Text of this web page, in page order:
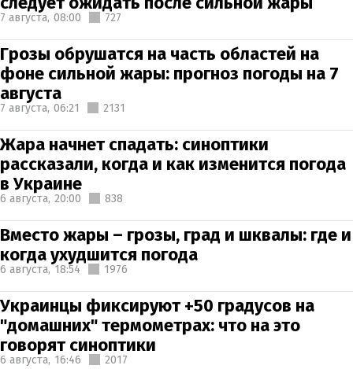
7 августа, 08:00 727
Грозы обрушатся на часть областей на
фоне сильной жары: прогноз погоды на 7
августа
7 августа, 06:21 2131
Жара начнет спадать: синоптики
рассказали, когда и как изменится погода
в Украине
6 августа, 20:00 838
Вместо жары – грозы, град и шквалы: где и
когда ухудшится погода
6 августа, 18:54 1976
Украинцы фиксируют +50 градусов на
"домашних" термометрах: что на это
говорят синоптики
6 августа, 16:46 2017